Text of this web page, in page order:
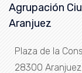
Agrupación
Aranjuez
Plaza de la
28300